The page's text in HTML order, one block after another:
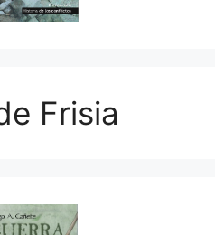
Frisia